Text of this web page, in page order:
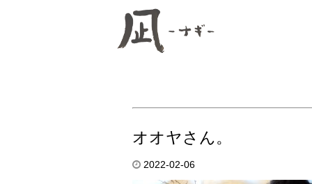
オオヤさん。
2022-02-06